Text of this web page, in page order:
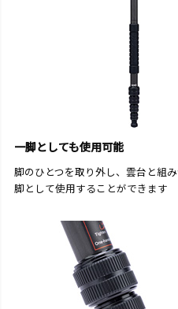
一脚としても使用可能
脚のひとつを取り外し、雲台と組
脚として使用することができます